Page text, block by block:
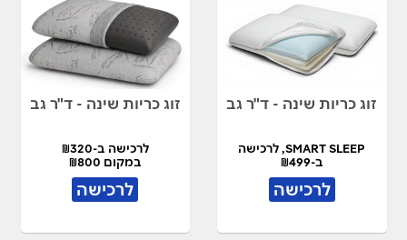
זוג כריות שינה - ד"ר גב
SMART SLEEP, לרכישה
ב-₪499
במקום ₪900
לרכישה
זוג כריות שינה - ד"ר גב
לרכישה ב-₪320
במקום ₪800
לרכישה